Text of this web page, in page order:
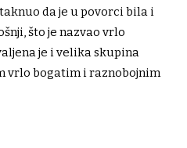
da je u povorci bila i
što je nazvao vrlo
je i velika skupina
vrlo bogatim i raznobojnim